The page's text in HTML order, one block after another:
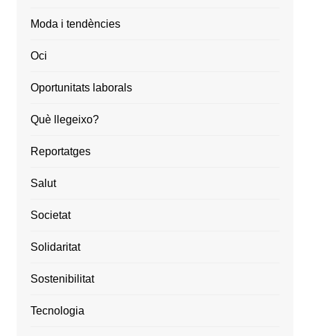
Moda i tendències
Oci
Oportunitats laborals
Què llegeixo?
Reportatges
Salut
Societat
Solidaritat
Sostenibilitat
Tecnologia